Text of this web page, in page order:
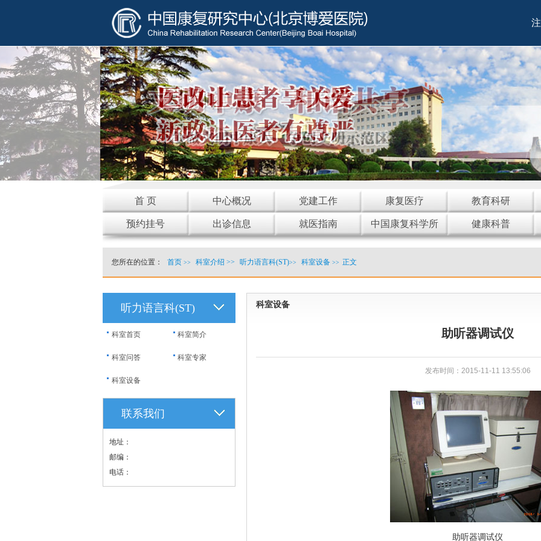
首 页 中心概况 党建工作 康复医疗 教育科研
预约挂号 出诊信息 就医指南 中国康复科学所 健康科普
您所在的位置： 首页 >> 科室介绍 >> 听力语言科(ST)>> 科室设备>> 正文
听力语言科(ST)
科室首页 科室简介
科室问答 科室专家
科室设备
联系我们
地址：
邮编：
电话：
科室设备
助听器调试仪
发布时间：2015-11-11 13:55:06
助听器调试仪